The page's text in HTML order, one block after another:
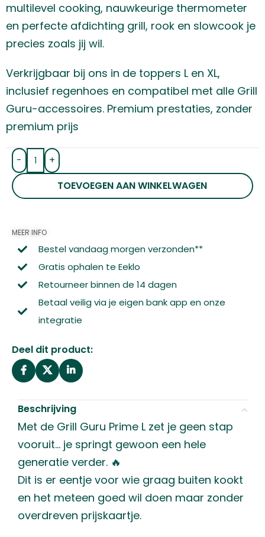
multilevel cooking, nauwkeurige thermometer
en perfecte afdichting grill, rook en slowcook je
precies zoals jij wil.
Verkrijgbaar bij ons in de toppers L en XL,
inclusief regenhoes en compatibel met alle Grill
Guru-accessoires. Premium prestaties, zonder
premium prijs
-
+
TOEVOEGEN AAN WINKELWAGEN
MEER INFO
Bestel vandaag morgen verzonden**
Gratis ophalen te Eeklo
Retourneer binnen de 14 dagen
Betaal veilig via je eigen bank app en onze
integratie
Deel dit product:
Beschrijving
Met de Grill Guru Prime L zet je geen stap
vooruit… je springt gewoon een hele
generatie verder. 🔥
Dit is er eentje voor wie graag buiten kookt
en het meteen goed wil doen maar zonder
overdreven prijskaartje.